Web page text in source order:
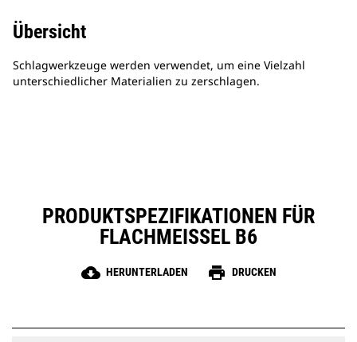
Übersicht
Schlagwerkzeuge werden verwendet, um eine Vielzahl
unterschiedlicher Materialien zu zerschlagen.
PRODUKTSPEZIFIKATIONEN FÜR
FLACHMEISSEL B6
cloud_download HERUNTERLADEN print DRUCKEN